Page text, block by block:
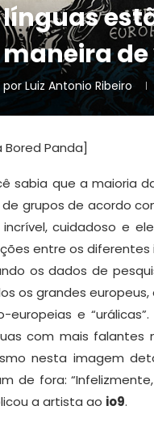
línguas
maneira
por Luiz Antonio Ribeiro
Bored Panda]
sabia que a maioria
grupos de acordo
cuidadoso e
entre os diferentes
os dados de
os grandes
europeias e
com mais falantes
nesta imagem
de fora:
a artista ao io9.